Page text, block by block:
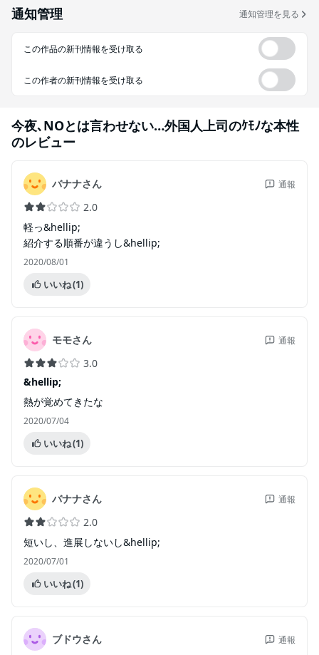
通知管理 通知管理を見る
この作品の新刊情報を受け取る
この作者の新刊情報を受け取る
今夜､NOとは言わせない…外国人上司のｹﾓﾉな本性
のレビュー
バナナさん 通報
2.0
軽っ&hellip;
紹介する順番が違うし&hellip;
2020/08/01
いいね(1)
モモさん 通報
3.0
&hellip;
熱が覚めてきたな
2020/07/04
いいね(1)
バナナさん 通報
2.0
短いし、進展しないし&hellip;
2020/07/01
いいね(1)
ブドウさん 通報